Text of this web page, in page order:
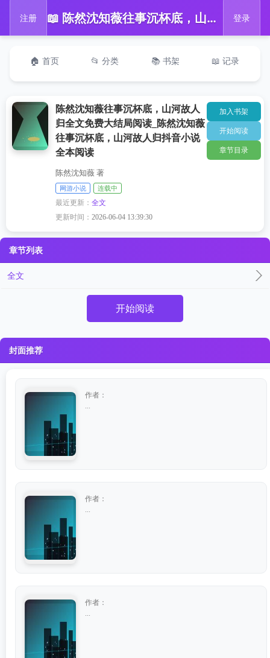
注册 📖 陈然沈知薇往事沉杯底，山河故人归全文免费大结局阅读_陈然沈知薇往事沉杯底，山河故人归抖音小说全本阅读 登录
🏠 首页 📂 分类 📚 书架 📖 记录
陈然沈知薇往事沉杯底，山河故人
归全文免费大结局阅读_陈然沈知薇
往事沉杯底，山河故人归抖音小说
全本阅读
陈然沈知薇 著
网游小说 连载中
最近更新：全文
更新时间：2026-06-04 13:39:30
加入书架
开始阅读
章节目录
章节列表
全文
开始阅读
封面推荐
作者：
作者：
作者：